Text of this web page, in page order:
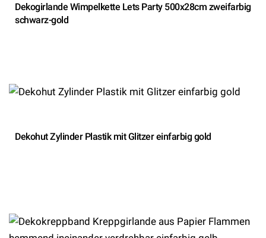
Dekogirlande Wimpelkette Lets Party 500x28cm zweifarbig
schwarz-gold
Dekohut Zylinder Plastik mit Glitzer einfarbig gold